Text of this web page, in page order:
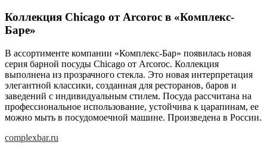
Коллекция Chicago от Arcoroc в «Комплекс-
Баре»
В ассортименте компании «Комплекс-Бар» появилась новая
серия барной посуды Chicago от Arcoroc. Коллекция
выполнена из прозрачного стекла. Это новая интерпретация
элегантной классики, созданная для ресторанов, баров и
заведений с индивидуальным стилем. Посуда рассчитана на
профессиональное использование, устойчива к царапинам, ее
можно мыть в посудомоечной машине. Произведена в России.
complexbar.ru